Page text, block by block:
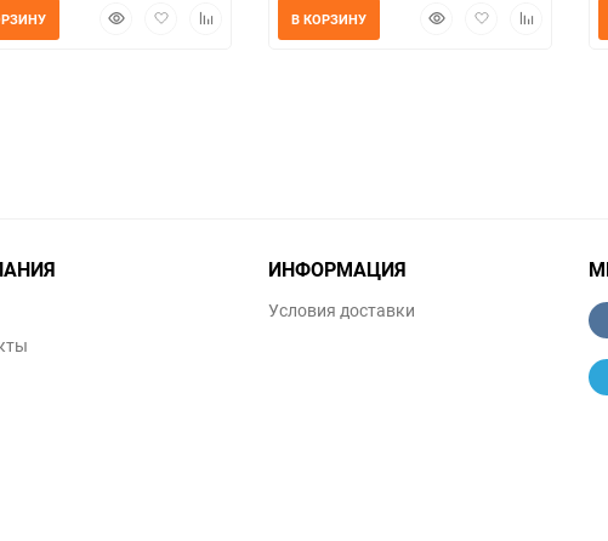
БыстрыйДобавитьДобавить
БыстрыйДобавитьДобавить
В КОРЗИНУ
ИНФОРМАЦИЯ
Условия доставки